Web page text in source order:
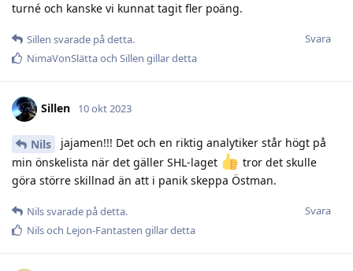
turné och kanske vi kunnat tagit fler poäng.
Svara
Sillen svarade på detta.
NimaVonSlättaoch Sillen gillar detta
Sillen 10 okt 2023
Nils
jajamen!!! Det och en riktig analytiker står högt på
min önskelista när det gäller SHL-laget
tror det skulle
göra större skillnad än att i panik skeppa Östman.
Svara
Nilssvarade på detta.
Nilsoch Lejon-Fantasten gillar detta